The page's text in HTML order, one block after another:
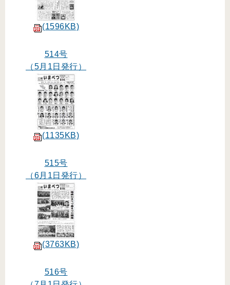
(1596KB)
514号
（5月1日発行）
(1135KB)
515号
（6月1日発行）
(3763KB)
516号